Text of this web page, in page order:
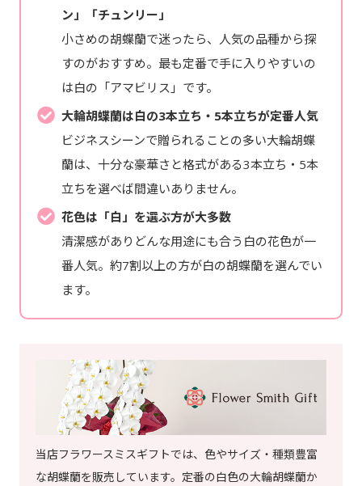
ン」「チュンリー」
小さめの胡蝶蘭で迷ったら、人気の品種から探
すのがおすすめ。最も定番で手に入りやすいの
は白の「アマビリス」です。
大輪胡蝶蘭は白の3本立ち・5本立ちが定番人気
ビジネスシーンで贈られることの多い大輪胡蝶
蘭は、十分な豪華さと格式がある3本立ち・5本
立ちを選べば間違いありません。
花色は「白」を選ぶ方が大多数
清潔感がありどんな用途にも合う白の花色が一
番人気。約7割以上の方が白の胡蝶蘭を選んでい
ます。
当店フラワースミスギフトでは、色やサイズ・種類豊富
な胡蝶蘭を販売しています。定番の白色の大輪胡蝶蘭か